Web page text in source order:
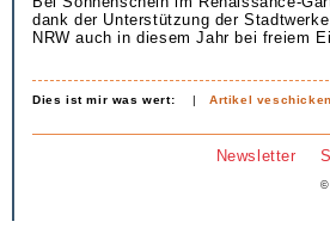
dank der Unterstützung der
NRW auch in diesem Jahr bei freiem
Dies ist mir was wert: |Artikel
Newsletter
©